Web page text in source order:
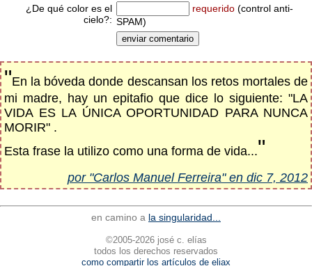
¿De qué color es el
cielo?:
requerido (control anti-
SPAM)
"En la bóveda donde descansan los retos mortales de
mi madre, hay un epitafio que dice lo siguiente: "LA
VIDA ES LA ÚNICA OPORTUNIDAD PARA NUNCA
MORIR" .
Esta frase la utilizo como una forma de vida..."
por "Carlos Manuel Ferreira" en dic 7, 2012
en camino a la singularidad...
©2005-2026 josé c. elías
todos los derechos reservados
como compartir los artículos de eliax